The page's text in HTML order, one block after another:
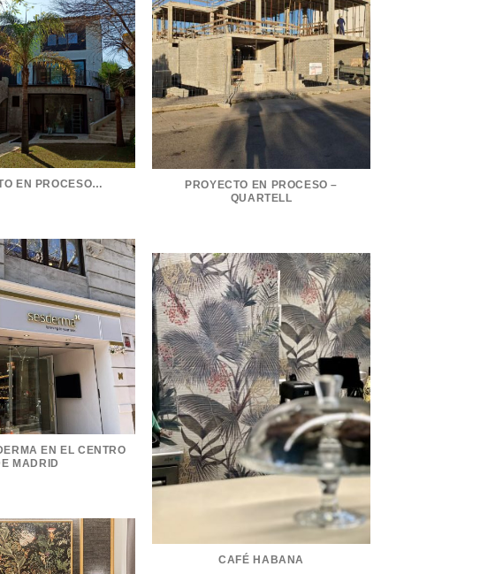
EN PROCESO…
PROYECTO EN PROCESO –
QUARTELL
EN EL CENTRO
MADRID
CAFÉ HABANA